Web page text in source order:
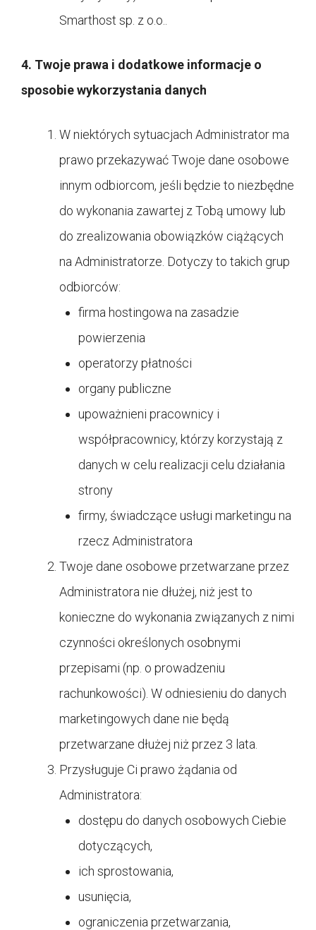
Smarthost sp. z o.o..
4. Twoje prawa i dodatkowe informacje o
sposobie wykorzystania danych
W niektórych sytuacjach Administrator ma
prawo przekazywać Twoje dane osobowe
innym odbiorcom, jeśli będzie to niezbędne
do wykonania zawartej z Tobą umowy lub
do zrealizowania obowiązków ciążących
na Administratorze. Dotyczy to takich grup
odbiorców:
firma hostingowa na zasadzie
powierzenia
operatorzy płatności
organy publiczne
upoważnieni pracownicy i
współpracownicy, którzy korzystają z
danych w celu realizacji celu działania
strony
firmy, świadczące usługi marketingu na
rzecz Administratora
Twoje dane osobowe przetwarzane przez
Administratora nie dłużej, niż jest to
konieczne do wykonania związanych z nimi
czynności określonych osobnymi
przepisami (np. o prowadzeniu
rachunkowości). W odniesieniu do danych
marketingowych dane nie będą
przetwarzane dłużej niż przez 3 lata.
Przysługuje Ci prawo żądania od
Administratora:
dostępu do danych osobowych Ciebie
dotyczących,
ich sprostowania,
usunięcia,
ograniczenia przetwarzania,